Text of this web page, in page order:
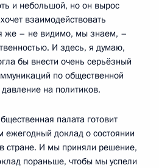
и небольшой, но он вырос
взаимодействовать
же – не видимо, мы знаем, –
И здесь, я думаю,
бы внести очень серьёзный
по общественной
на политиков.
палата готовит
ежегодный доклад о состоянии
стране. И мы приняли решение,
пораньше, чтобы мы успели